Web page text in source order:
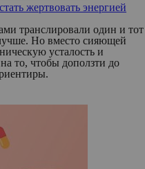
жертвовать энергией
транслировали один и тот
Но вместо сияющей
усталость и
то, чтобы доползти до